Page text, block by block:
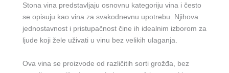
Stona vina predstavljaju osnovnu kategoriju vina i često
se opisuju kao vina za svakodnevnu upotrebu. Njihova
jednostavnost i pristupačnost čine ih idealnim izborom za
ljude koji žele uživati u vinu bez velikih ulaganja.
Ova vina se proizvode od različitih sorti grožđa, bez